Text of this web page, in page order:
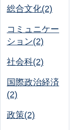
総合文化(2)
コミュニケー
ション(2)
社会科(2)
国際政治経済
(2)
政策(2)